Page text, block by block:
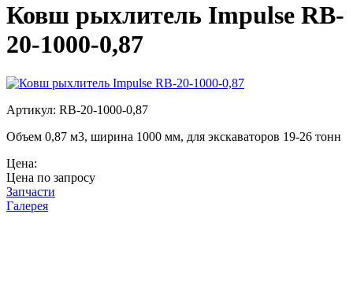
Ковш рыхлитель Impulse RB-
20-1000-0,87
Артикул: RB-20-1000-0,87
Объем 0,87 м3, ширина 1000 мм, для экскаваторов 19-26 тонн
Цена:
Цена по запросу
Запчасти
Галерея